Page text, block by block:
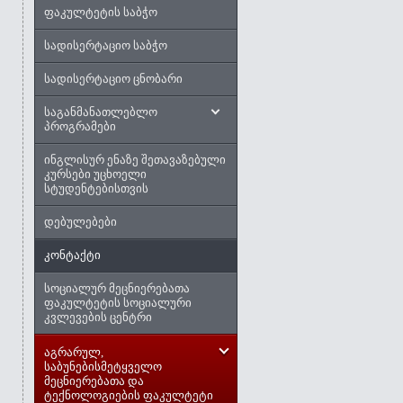
ფაკულტეტის საბჭო
სადისერტაციო საბჭო
სადისერტაციო ცნობარი
საგანმანათლებლო
პროგრამები
ინგლისურ ენაზე შეთავაზებული
კურსები უცხოელი
სტუდენტებისთვის
დებულებები
კონტაქტი
სოციალურ მეცნიერებათა
ფაკულტეტის სოციალური
კვლევების ცენტრი
აგრარულ,
საბუნებისმეტყველო
მეცნიერებათა და
ტექნოლოგიების ფაკულტეტი